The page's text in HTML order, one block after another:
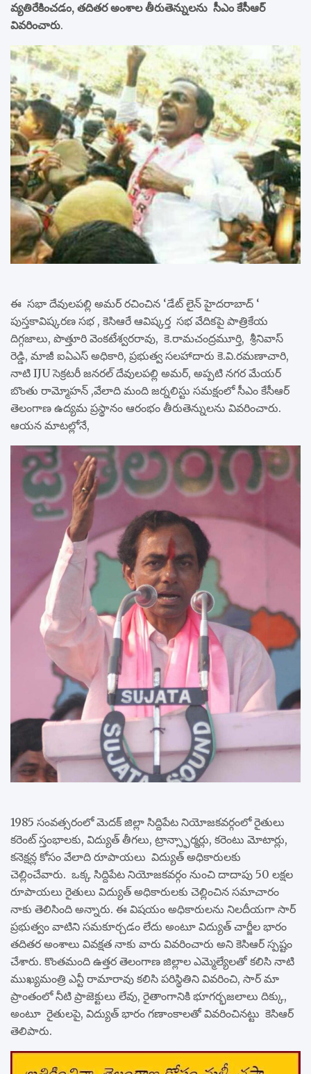
వ్యతిరేకించడం, తదితర అంశాల తీరుతెన్నులను సీఎం కేసీఆర్
వివరించారు.
ఈ సభా దేవులపల్లి అమర్ రచించిన ‘డేట్ లైన్ హైదరాబాద్ ‘
పుస్తకావిష్కరణ సభ , కెసిఆరే ఆవిష్కర్త సభ వేదికపై పాత్రికేయ
దిగ్గజాలు, పొత్తూరి వెంకటేశ్వరరావు, కె.రామచంద్రమూర్తి, శ్రీనివాస్
రెడ్డి, మాజీ ఐఏఎస్ అధికారి, ప్రభుత్వ సలహాదారు కె.వి.రమణాచారి,
నాటి IJU సెక్రటరీ జనరల్ దేవులపల్లి అమర్, అప్పటి నగర మేయర్
బొంతు రామ్మోహన్ ,వేలాది మంది జర్నలిస్టు సమక్షంలో సీఎం కేసీఆర్
తెలంగాణ ఉద్యమ ప్రస్థానం ఆరంభం తీరుతెన్నులను వివరించారు.
ఆయన మాటల్లోనే,
1985 సంవత్సరంలో మెదక్ జిల్లా సిద్దిపేట నియోజకవర్గంలో రైతులు
కరెంట్ స్తంభాలకు, విద్యుత్ తీగలు, ట్రాన్స్ఫార్మర్లు, కరెంటు మోటార్లు,
కనెక్షన్ల కోసం వేలాది రూపాయలు విద్యుత్ అధికారులకు
చెల్లించేవారు. ఒక్క సిద్దిపేట నియోజకవర్గం నుంచి దాదాపు 50 లక్షల
రూపాయలు రైతులు విద్యుత్ అధికారులకు చెల్లించిన సమాచారం
నాకు తెలిసింది అన్నారు. ఈ విషయం అధికారులను నిలదీయగా సార్
ప్రభుత్వం వాటిని సమకూర్చడం లేదు అంటూ విద్యుత్ చార్జీల భారం
తదితర అంశాలు వివక్షత నాకు వారు వివరించారు అని కెసిఆర్ స్పష్టం
చేశారు. కొంతమంది ఉత్తర తెలంగాణ జిల్లాల ఎమ్మెల్యేలతో కలిసి నాటి
ముఖ్యమంత్రి ఎన్టీ రామారావు కలిసి పరిస్థితిని వివరించి, సార్ మా
ప్రాంతంలో నీటి ప్రాజెక్టులు లేవు, రైతాంగానికి భూగర్భజలాలు దిక్కు,
అంటూ రైతులపై, విద్యుత్ భారం గణాంకాలతో వివరించినట్టు కెసిఆర్
తెలిపారు.